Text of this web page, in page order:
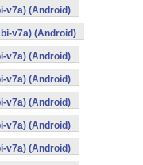
v7a) (Android)
v7a) (Android)
v7a) (Android)
v7a) (Android)
v7a) (Android)
v7a) (Android)
v7a) (Android)